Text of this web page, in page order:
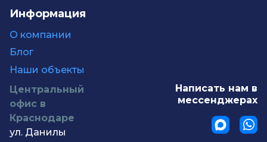
Информация
О компании
Блог
Наши объекты
Центральный
офис в
Краснодаре
ул. Данилы
Написать нам в
мессенджерах